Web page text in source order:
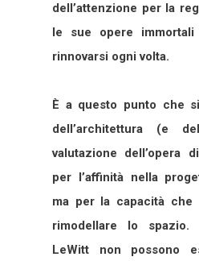
dell’attenzione per la
le sue opere
rinnovarsi ogni volta.
È a questo punto che
dell’architettura (e
valutazione dell’opera
per l’affinità nella
ma per la capacità che
rimodellare lo
LeWitt non possono